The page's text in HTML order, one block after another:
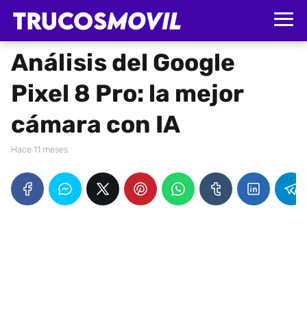
Análisis del Google
Pixel 8 Pro: la mejor
cámara con IA
hace 11 meses